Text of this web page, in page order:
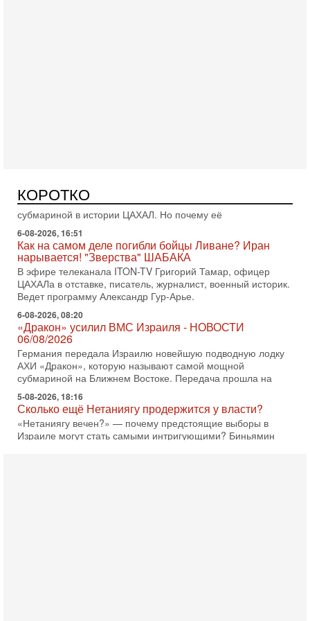
КОРОТКО
АХИ «Дракон» (Drakon), которая уже стала самой дорогой
субмариной в истории ЦАХАЛ. Но почему её
6-08-2026, 16:51
Как на самом деле погибли бойцы Ливане? Иран
нарывается! "Зверства" ШАБАКА
В эфире телеканала ITON-TV Григорий Тамар, офицер
ЦАХАЛа в отставке, писатель, журналист, военный историк.
Ведет программу Александр Гур-Арье.
6-08-2026, 08:20
«Дракон» усилил ВМС Израиля - НОВОСТИ
06/08/2026
Германия передала Израилю новейшую подводную лодку
АХИ «Дракон», которую называют самой мощной
субмариной на Ближнем Востоке. Передача прошла на
5-08-2026, 18:16
Сколько ещё Нетаниягу продержится у власти?
«Нетаниягу вечен?» — почему предстоящие выборы в
Израиле могут стать самыми интригующими? Биньямин
Нетаниягу снова уверенно заявляет, что победа на